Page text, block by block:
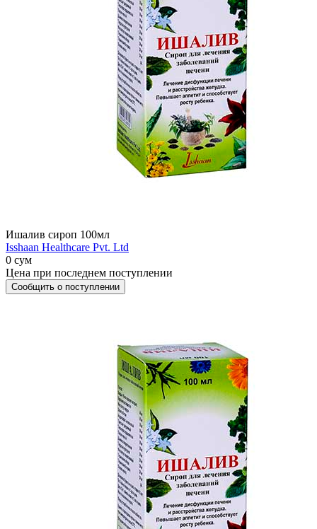
Ишалив сироп 100мл
Isshaan Healthcare Pvt. Ltd
0 сум
Цена при последнем поступлении
Сообщить о поступлении